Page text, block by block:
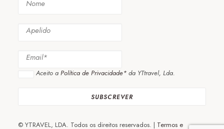
Aceito a Política de Privacidade* da YTtravel, Lda.
© YTRAVEL, LDA. Todos os direitos reservados. | Termos e